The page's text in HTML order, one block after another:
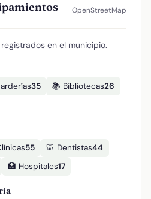
OpenStreetMap
en el municipio.
35 📚 Bibliotecas26
55 🦷 Dentistas44
🏥 Hospitales17